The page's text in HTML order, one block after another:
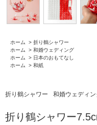
ホーム > 折り鶴シャワー
ホーム
> 和婚ウェディング
ホーム
> 日本のおもてなし
ホーム
> 和紙
折り鶴シャワー 和婚ウェディ
折り鶴シャワー